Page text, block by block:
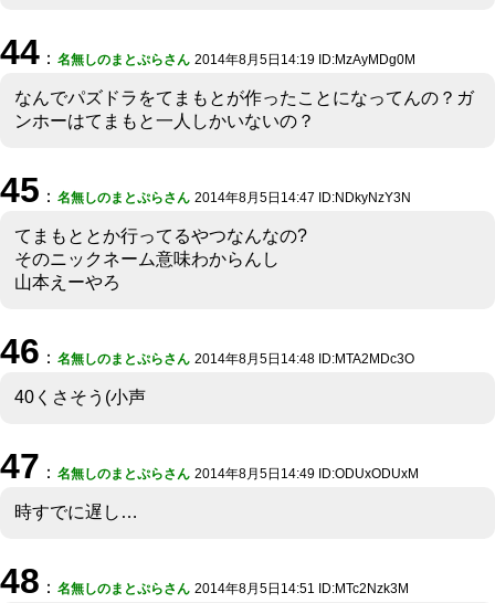
44 ： 名無しのまとぷらさん 2014年8月5日14:19 ID:MzAyMDg0M
なんでパズドラをてまもとが作ったことになってんの？ガ
ンホーはてまもと一人しかいないの？
45 ： 名無しのまとぷらさん 2014年8月5日14:47 ID:NDkyNzY3N
てまもととか行ってるやつなんなの?
そのニックネーム意味わからんし
山本えーやろ
46 ： 名無しのまとぷらさん 2014年8月5日14:48 ID:MTA2MDc3O
40くさそう(小声
47 ： 名無しのまとぷらさん 2014年8月5日14:49 ID:ODUxODUxM
時すでに遅し…
48 ： 名無しのまとぷらさん 2014年8月5日14:51 ID:MTc2Nzk3M